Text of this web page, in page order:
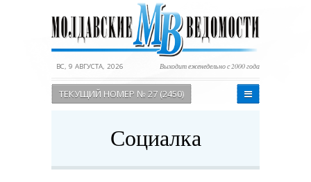
ВС, 9 АВГУСТА, 2026 Выходит еженедельно с 2000 года
ТЕКУЩИЙ НОМЕР № 27 (2450)
Социалка